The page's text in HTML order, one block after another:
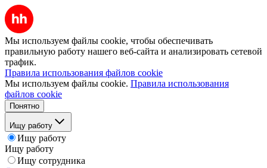
Мы используем файлы cookie, чтобы обеспечивать
правильную работу нашего веб-сайта и анализировать сетевой
трафик.
Правила использования файлов cookie
Мы используем файлы cookie. Правила использования
файлов cookie
Понятно
Ищу работу
Ищу работу
Ищу работу
Ищу сотрудника